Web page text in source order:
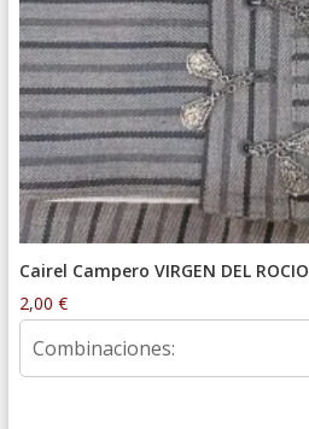
Cairel Campero VIRGEN DEL ROCIO
2,00 €
Combinaciones: